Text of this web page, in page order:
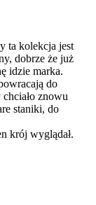
ta kolekcja jest
dobrze że już
idzie marka.
do
znowu
staniki, do
krój wyglądał.